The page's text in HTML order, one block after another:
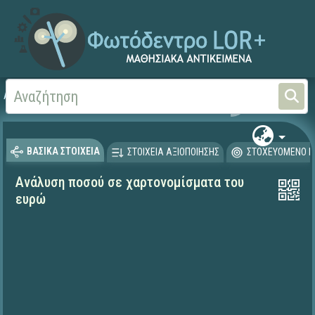
Αρχική
ΒΑΣΙΚΑ ΣΤΟΙΧΕΙΑ ΣΤΟΙΧΕΙΑ ΑΞΙΟΠΟΙΗΣΗΣ ΣΤΟΧΕΥΟΜΕΝΟ
Ανάλυση ποσού σε χαρτονομίσματα του
ευρώ